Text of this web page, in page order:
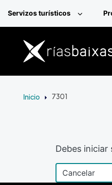
Servizos turísticos
Inicio 7301
Debes iniciar